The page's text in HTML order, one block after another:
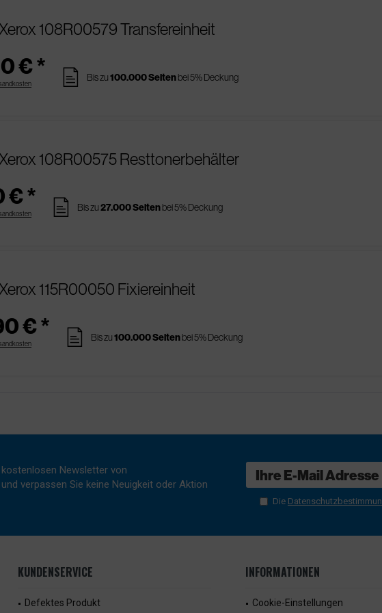
108R00579 Transfereinheit
€ * pages Bis zu100.000 Seitenbei 5% Deckung
108R00575 Resttonerbehälter
€ * pages Bis zu27.000 Seitenbei 5% Deckung
115R00050 Fixiereinheit
€ * pages Bis zu100.000 Seitenbei 5% Deckung
Newsletter von
verpassen Sie keine Neuigkeit oder Aktion
Die
KUNDENSERVICE
Defektes Produkt
INFORMATIONEN
Cookie-Einstellungen